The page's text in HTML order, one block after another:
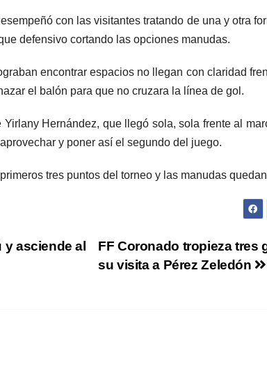
con las visitantes tratando de una y otra
defensivo cortando las opciones manudas.
encontrar espacios no llegan con claridad
el balón para que no cruzara la línea de gol.
Hernández, que llegó sola, sola frente al
y poner así el segundo del juego.
tres puntos del torneo y las manudas
FF Coronado tropieza tres
su visita a Pérez Zeledón
asciende al